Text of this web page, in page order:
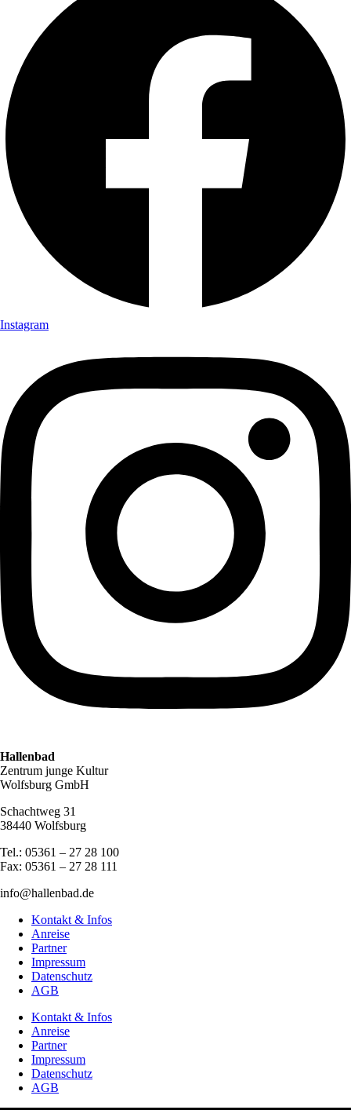
Instagram
Hallenbad
Zentrum junge Kultur
Wolfsburg GmbH
Schachtweg 31
38440 Wolfsburg
Tel.: 05361 – 27 28 100
Fax: 05361 – 27 28 111
info@hallenbad.de
Kontakt & Infos
Anreise
Partner
Impressum
Datenschutz
AGB
Kontakt & Infos
Anreise
Partner
Impressum
Datenschutz
AGB